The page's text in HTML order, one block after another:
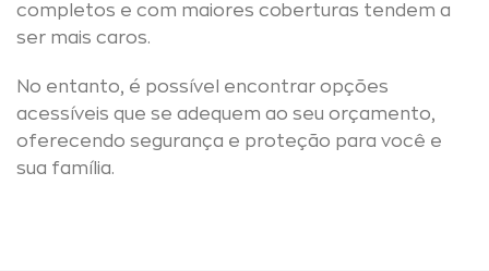
completos e com maiores coberturas tendem a
ser mais caros.
No entanto, é possível encontrar opções
acessíveis que se adequem ao seu orçamento,
oferecendo segurança e proteção para você e
sua família.